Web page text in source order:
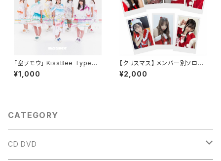
「空ヲモウ」 KissBee TypeA-
H
¥1,000
【クリスマス】 メンバー別ソロチ
ェキ２枚セット
¥2,000
CATEGORY
CD DVD